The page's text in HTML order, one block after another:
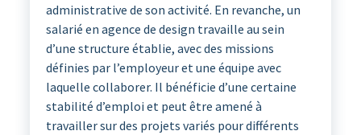
administrative de son activité. En revanche, un
salarié en agence de design travaille au sein
d’une structure établie, avec des missions
définies par l’employeur et une équipe avec
laquelle collaborer. Il bénéficie d’une certaine
stabilité d’emploi et peut être amené à
travailler sur des projets variés pour différents